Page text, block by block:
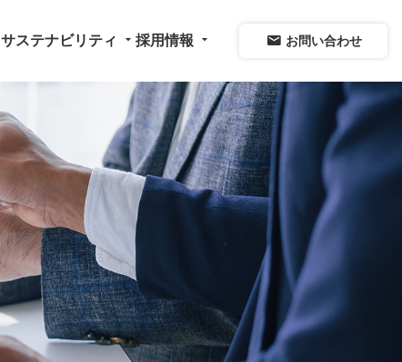
サステナビリティ arrow_drop_down 採用情報 arrow_drop_down mail お問い合わせ